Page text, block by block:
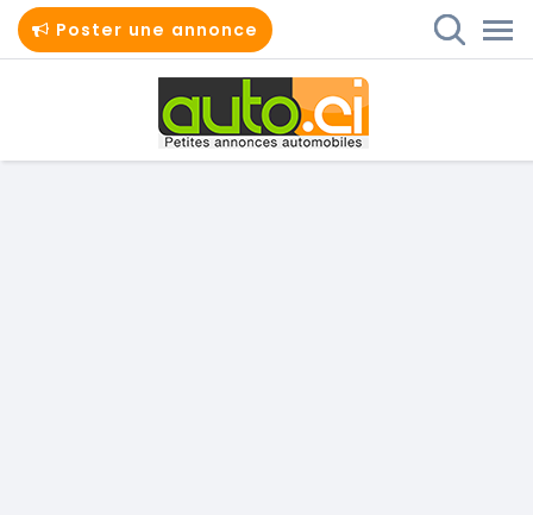
Poster une annonce